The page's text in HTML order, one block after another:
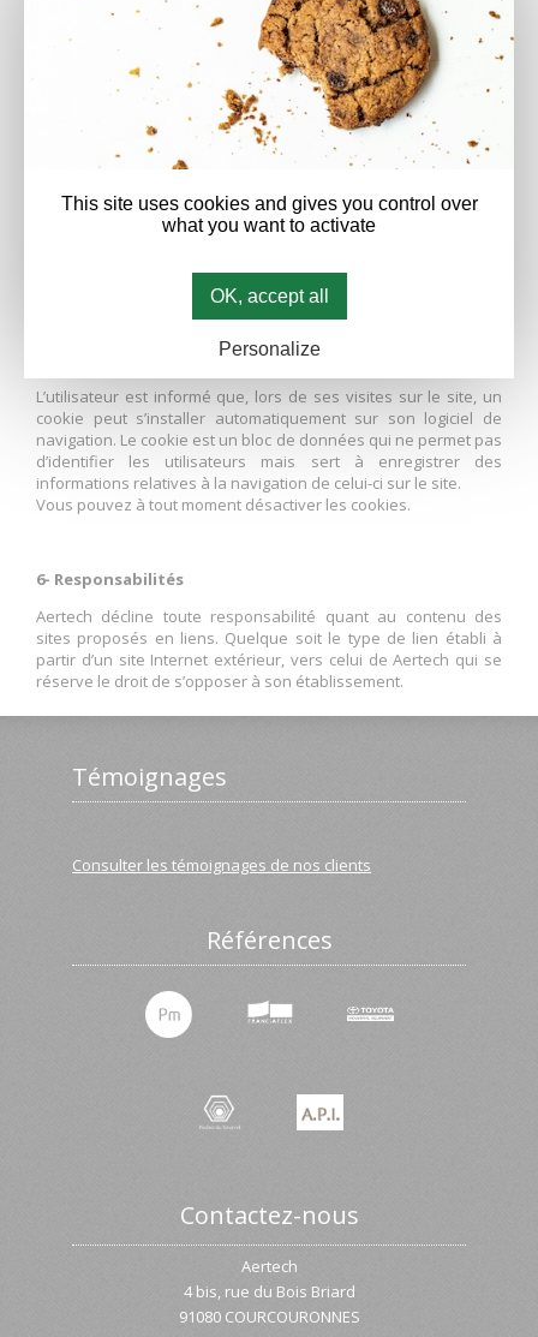
This site uses cookies and gives you control over
what you want to activate
OK, accept all
Personalize
Conformément avec les dispositions de la loi 6 janvier 1978
relative à l’Informatique, aux fichiers et aux Libertés, modifiée
par la loi relative à la protection des personnes physiques à
l’égard des traitements de données à caractère personnel du 6
août 2004, les traitements automatisés de données
nominatives réalisés à partir du site web ont fait l’objet d’une
déclaration auprès de la Commission nationale de
l’informatique et des libertés (CNIL), enregistrée sous le
n°1464714.
L’utilisateur est informé qu’il dispose, conformément à l’article
32 de cette même loi, d’un droit d’accès, de modification, de
concernant en écrivant à l’adresse suivante : info@aertech.fr
L’utilisateur est informé que, lors de ses visites sur le site, un
cookie peut s’installer automatiquement sur son logiciel de
navigation. Le cookie est un bloc de données qui ne permet pas
d’identifier les utilisateurs mais sert à enregistrer des
informations relatives à la navigation de celui-ci sur le site.
Vous pouvez à tout moment désactiver les cookies.
6- Responsabilités
Aertech décline toute responsabilité quant au contenu des
sites proposés en liens. Quelque soit le type de lien établi à
partir d’un site Internet extérieur, vers celui de Aertech qui se
réserve le droit de s’opposer à son établissement.
Témoignages
Consulter les témoignages de nos clients
Références
Contactez-nous
Aertech
4 bis, rue du Bois Briard
91080 COURCOURONNES